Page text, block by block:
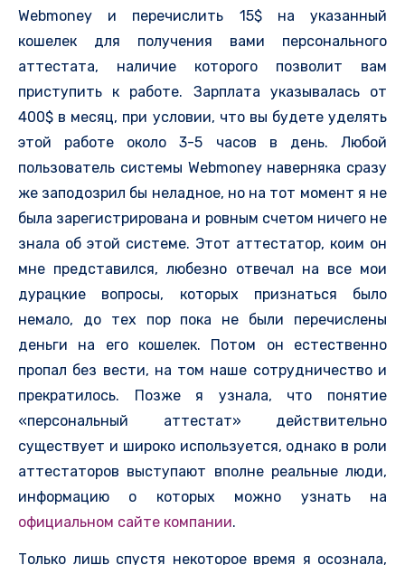
Webmoney и перечислить 15$ на указанный
кошелек для получения вами персонального
аттестата, наличие которого позволит вам
приступить к работе. Зарплата указывалась от
400$ в месяц, при условии, что вы будете уделять
этой работе около 3-5 часов в день. Любой
пользователь системы Webmoney наверняка сразу
же заподозрил бы неладное, но на тот момент я не
была зарегистрирована и ровным счетом ничего не
знала об этой системе. Этот аттестатор, коим он
мне представился, любезно отвечал на все мои
дурацкие вопросы, которых признаться было
немало, до тех пор пока не были перечислены
деньги на его кошелек. Потом он естественно
пропал без вести, на том наше сотрудничество и
прекратилось. Позже я узнала, что понятие
«персональный аттестат» действительно
существует и широко используется, однако в роли
аттестаторов выступают вполне реальные люди,
информацию о которых можно узнать на
официальном сайте компании.
Только лишь спустя некоторое время я осознала,